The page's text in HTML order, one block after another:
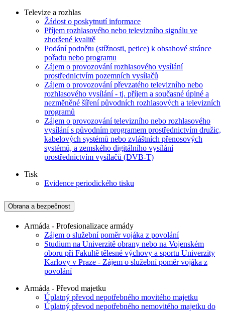
Televize a rozhlas
Žádost o poskytnutí informace
Příjem rozhlasového nebo televizního signálu ve
zhoršené kvalitě
Podání podnětu (stížnosti, petice) k obsahové stránce
pořadu nebo programu
Zájem o provozování rozhlasového vysílání
prostřednictvím pozemních vysílačů
Zájem o provozování převzatého televizního nebo
rozhlasového vysílání - tj. příjem a současné úplné a
nezměněné šíření původních rozhlasových a televizních
programů
Zájem o provozování televizního nebo rozhlasového
vysílání s původním programem prostřednictvím družic,
kabelových systémů nebo zvláštních přenosových
systémů, a zemského digitálního vysílání
prostřednictvím vysílačů (DVB-T)
Tisk
Evidence periodického tisku
Obrana a bezpečnost
Armáda - Profesionalizace armády
Zájem o služební poměr vojáka z povolání
Studium na Univerzitě obrany nebo na Vojenském
oboru při Fakultě tělesné výchovy a sportu Univerzity
Karlovy v Praze - Zájem o služební poměr vojáka z
povolání
Armáda - Převod majetku
Úplatný převod nepotřebného movitého majetku
Úplatný převod nepotřebného nemovitého majetku do